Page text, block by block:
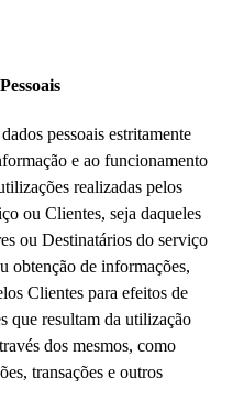
pessoais estritamente
e ao funcionamento
realizadas pelos
ou Clientes, seja daqueles
ou Destinatários do serviço
obtenção de informações,
Clientes para efeitos de
que resultam da utilização
dos mesmos, como
transações e outros